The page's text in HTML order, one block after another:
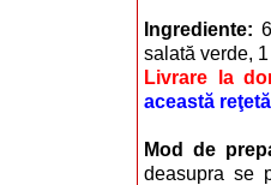
Ingrediente:
salată verde,
Livrare la
această
Mod de
deasupra se